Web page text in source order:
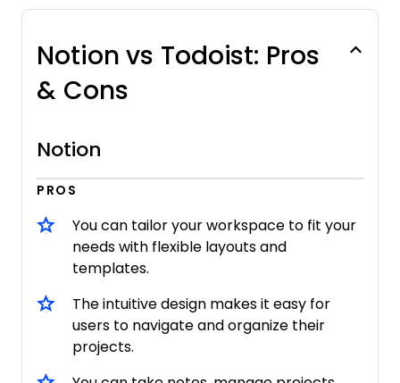
Notion vs Todoist: Pros
& Cons
Notion
PROS
You can tailor your workspace to fit your
needs with flexible layouts and
templates.
The intuitive design makes it easy for
users to navigate and organize their
projects.